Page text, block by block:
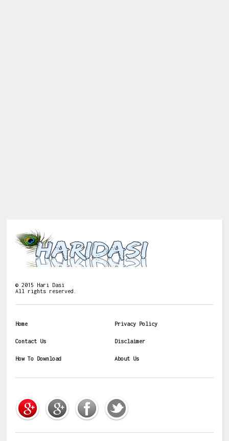
©2015
Hari Dasi
All rights reserved.
Home Privacy Policy
Contact Us Disclaimer
How To Download About Us